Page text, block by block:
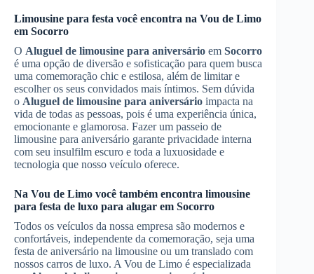
Limousine para festa você encontra na Vou de Limo
em Socorro
O Aluguel de limousine para aniversário em Socorro
é uma opção de diversão e sofisticação para quem busca
uma comemoração chic e estilosa, além de limitar e
escolher os seus convidados mais íntimos. Sem dúvida
o Aluguel de limousine para aniversário impacta na
vida de todas as pessoas, pois é uma experiência única,
emocionante e glamorosa. Fazer um passeio de
limousine para aniversário garante privacidade interna
com seu insulfilm escuro e toda a luxuosidade e
tecnologia que nosso veículo oferece.
Na Vou de Limo você também encontra limousine
para festa de luxo para alugar em Socorro
Todos os veículos da nossa empresa são modernos e
confortáveis, independente da comemoração, seja uma
festa de aniversário na limousine ou um translado com
nossos carros de luxo. A Vou de Limo é especializada